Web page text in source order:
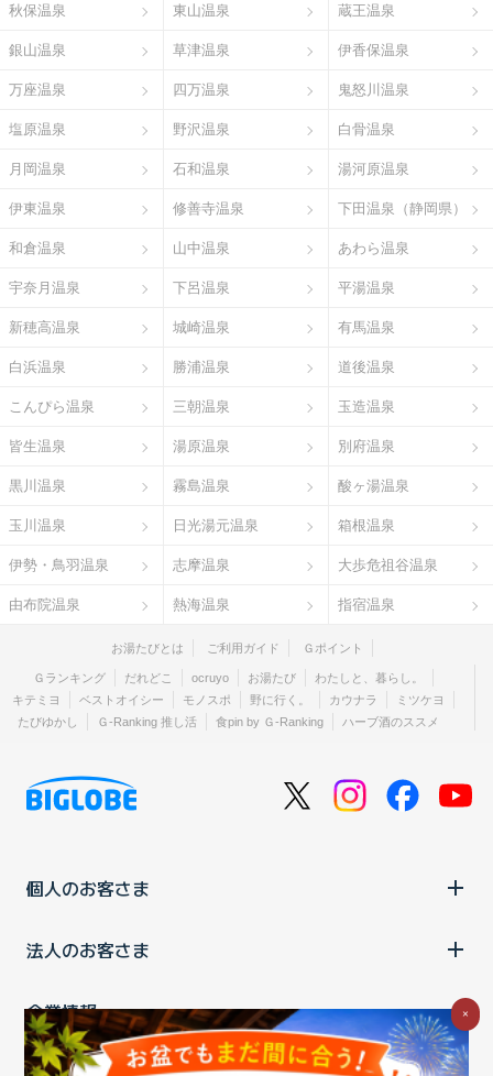
秋保温泉 東山温泉 蔵王温泉
銀山温泉 草津温泉 伊香保温泉
万座温泉 四万温泉 鬼怒川温泉
塩原温泉 野沢温泉 白骨温泉
月岡温泉 石和温泉 湯河原温泉
伊東温泉 修善寺温泉 下田温泉（静岡県）
和倉温泉 山中温泉 あわら温泉
宇奈月温泉 下呂温泉 平湯温泉
新穂高温泉 城崎温泉 有馬温泉
白浜温泉 勝浦温泉 道後温泉
こんぴら温泉 三朝温泉 玉造温泉
皆生温泉 湯原温泉 別府温泉
黒川温泉 霧島温泉 酸ヶ湯温泉
玉川温泉 日光湯元温泉 箱根温泉
伊勢・鳥羽温泉 志摩温泉 大歩危祖谷温泉
由布院温泉 熱海温泉 指宿温泉
お湯たびとは ご利用ガイド Ｇポイント
Ｇランキング だれどこ ocruyo お湯たび
わたしと、暮らし。
キテミヨ
ベストオイシー モノスポ 野に行く。 カウナラ
ミツケヨ
たびゆかし
Ｇ-Ranking 推し活 食pin by Ｇ-Ranking ハーブ酒のススメ
個人のお客さま
法人のお客さま
企業情報 ×